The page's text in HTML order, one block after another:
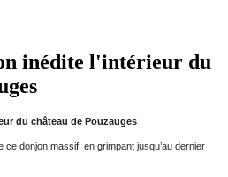
inédite l'intérieur du
du château de Pouzauges
ce donjon massif, en grimpant jusqu’au dernier